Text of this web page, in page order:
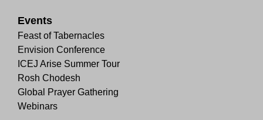
Events
Feast of Tabernacles
Envision Conference
ICEJ Arise Summer Tour
Rosh Chodesh
Global Prayer Gathering
Webinars